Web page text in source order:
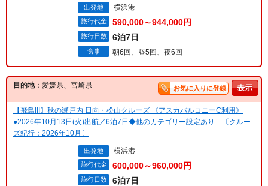
出発地 横浜港
旅行代金 590,000～944,000円
旅行日数 6泊7日
食事 朝6回、昼5回、夜6回
目的地：愛媛県、宮崎県 お気に入りに登録
【飛鳥III】秋の瀬戸内 日向・松山クルーズ 《アスカバルコニーC利用》
●2026年10月13日(火)出航／6泊7日◆他のカテゴリー設定あり 〔クルー
ズ紀行：2026年10月〕
出発地 横浜港
旅行代金 600,000～960,000円
旅行日数 6泊7日